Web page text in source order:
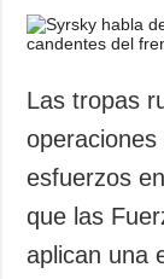
Las tropas
esfuerzos
que las
aplican una